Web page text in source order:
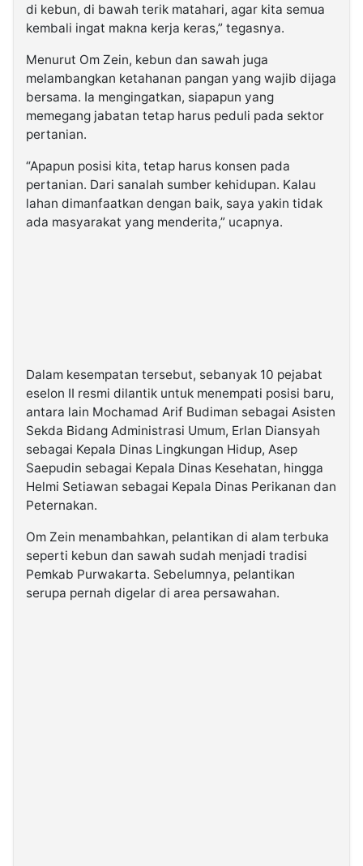
di kebun, di bawah terik matahari, agar kita semua
kembali ingat makna kerja keras,” tegasnya.
Menurut Om Zein, kebun dan sawah juga
melambangkan ketahanan pangan yang wajib dijaga
bersama. Ia mengingatkan, siapapun yang
memegang jabatan tetap harus peduli pada sektor
pertanian.
“Apapun posisi kita, tetap harus konsen pada
pertanian. Dari sanalah sumber kehidupan. Kalau
lahan dimanfaatkan dengan baik, saya yakin tidak
ada masyarakat yang menderita,” ucapnya.
Dalam kesempatan tersebut, sebanyak 10 pejabat
eselon II resmi dilantik untuk menempati posisi baru,
antara lain Mochamad Arif Budiman sebagai Asisten
Sekda Bidang Administrasi Umum, Erlan Diansyah
sebagai Kepala Dinas Lingkungan Hidup, Asep
Saepudin sebagai Kepala Dinas Kesehatan, hingga
Helmi Setiawan sebagai Kepala Dinas Perikanan dan
Peternakan.
Om Zein menambahkan, pelantikan di alam terbuka
seperti kebun dan sawah sudah menjadi tradisi
Pemkab Purwakarta. Sebelumnya, pelantikan
serupa pernah digelar di area persawahan.